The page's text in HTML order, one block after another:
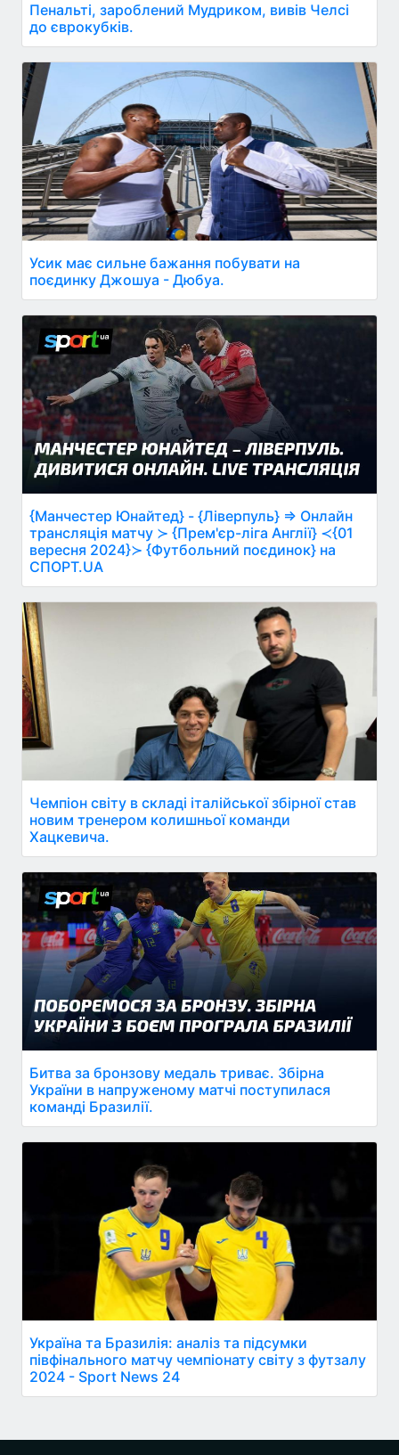
Пенальті, зароблений Мудриком, вивів Челсі
до єврокубків.
Усик має сильне бажання побувати на
поєдинку Джошуа - Дюбуа.
{Манчестер Юнайтед} - {Ліверпуль} ⇒ Онлайн
трансляція матчу ≻ {Прем'єр-ліга Англії} ≺{01
вересня 2024}≻ {Футбольний поєдинок} на
СПОРТ.UA
Чемпіон світу в складі італійської збірної став
новим тренером колишньої команди
Хацкевича.
Битва за бронзову медаль триває. Збірна
України в напруженому матчі поступилася
команді Бразилії.
Україна та Бразилія: аналіз та підсумки
півфінального матчу чемпіонату світу з футзалу
2024 - Sport News 24